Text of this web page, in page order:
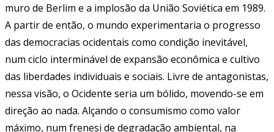
muro de Berlim e a implosão da União Soviética em 1989.
A partir de então, o mundo experimentaria o progresso
das democracias ocidentais como condição inevitável,
num ciclo interminável de expansão econômica e cultivo
das liberdades individuais e sociais. Livre de antagonistas,
nessa visão, o Ocidente seria um bólido, movendo-se em
direção ao nada. Alçando o consumismo como valor
máximo, num frenesi de degradação ambiental, na